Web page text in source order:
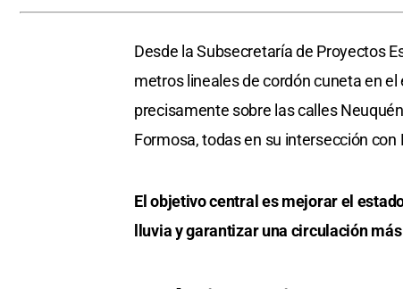
Desde la Subsecretaría de Proyectos
metros lineales de cordón cuneta en
precisamente sobre las calles
Formosa, todas en su intersección
El objetivo central es mejorar el
lluvia y garantizar una circulación